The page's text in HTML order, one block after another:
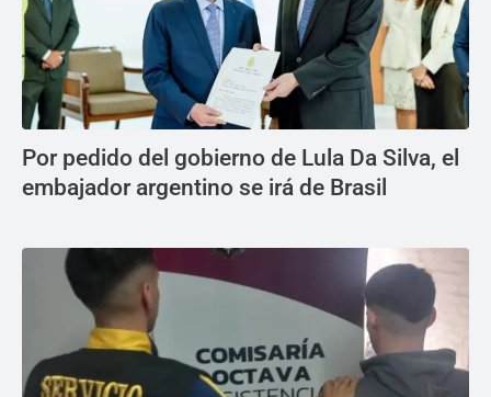
Por pedido del gobierno de Lula Da Silva, el
embajador argentino se irá de Brasil